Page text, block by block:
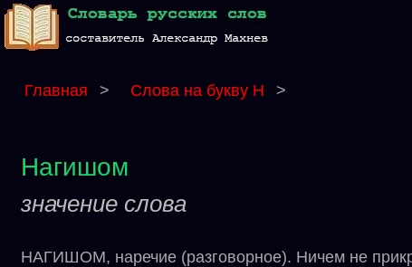
Главная > Слова на букву Н >
Нагишом
значение слова
НАГИШОМ, наречие (разговорное). Ничем не